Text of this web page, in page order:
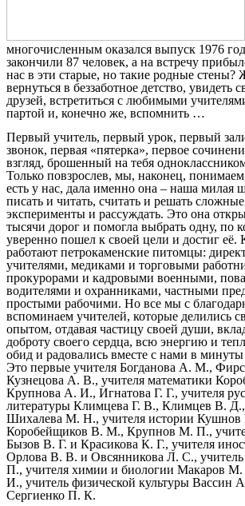
многочисленным оказался выпуск 1976
закончили 87 человек, а на встречу
нас в эти старые, но такие родные стены?
вернуться в беззаботное детство, увидеть
друзей, встретиться с любимыми
партой и, конечно же, вспомнить …
Первый учитель, первый урок, первый
звонок, первая «пятерка», первое
взгляд, брошенный на тебя
Только повзрослев, мы, наконец,
есть у нас, дала именно она – наша милая
писать и читать, считать и решать сложные
эксперименты и рассуждать. Это она
тысячи дорог и помогла выбрать одну, по
уверенно пошел к своей цели и достиг её.
работают петрокаменские питомцы:
учителями, медиками и торговыми
прокурорами и кадровыми военными,
водителями и охранниками, частными
простыми рабочими. Но все мы с
вспоминаем учителей, которые делились
опытом, отдавая частицу своей души,
доброту своего сердца, всю энергию и
обид и радовались вместе с нами в
Это первые учителя Богданова А. М.,
Кузнецова А. В., учителя математики
Крупнова А. И., Игнатова Г. Г., учителя
литературы Климцева Г. В., Климцев В.
Шихалева М. Н., учителя истории
Коробейщиков В. М., Крупнов М. П.,
Бызов В. Г. и Красикова К. Г., учителя
Орлова В. В. и Овсянникова Л. С.,
П., учителя химии и биологии Макаров
И., учитель физической культуры Вассин
Сергиенко П. К.